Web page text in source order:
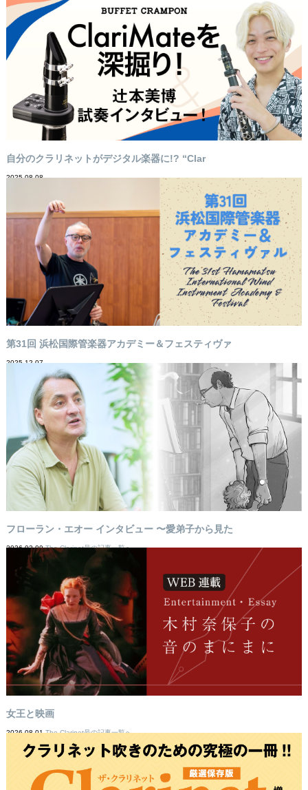
自分のクラリネットがデジタル楽器に!? “Clar
2025-08-08
第31回 浜松国際管楽器アカデミー＆フェスティヴァ
2025-12-07
フローラン・エオー インタビュー 〜愛弟子から見た
2026-02-09The Clarinet号の記事一覧へ
女王と映画
2026-08-01The Clarinet号の記事一覧へ